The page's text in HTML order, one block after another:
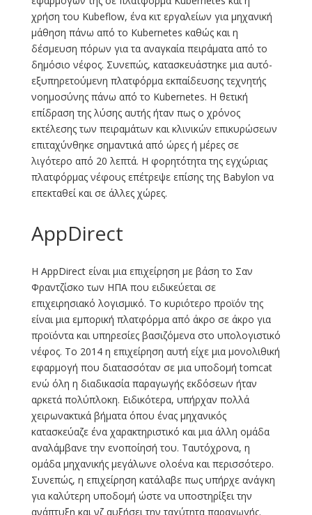
χρήση του Kubeflow, ένα κιτ εργαλείων για μηχανική
μάθηση πάνω από το Kubernetes καθώς και η
δέσμευση πόρων για τα αναγκαία πειράματα από το
δημόσιο νέφος. Συνεπώς, κατασκευάστηκε μια αυτό-
εξυπηρετούμενη πλατφόρμα εκπαίδευσης τεχνητής
νοημοσύνης πάνω από το Kubernetes. Η θετική
επίδραση της λύσης αυτής ήταν πως ο χρόνος
εκτέλεσης των πειραμάτων και κλινικών επικυρώσεων
επιταχύνθηκε σημαντικά από ώρες ή μέρες σε
λιγότερο από 20 λεπτά. Η φορητότητα της εγχώριας
πλατφόρμας νέφους επέτρεψε επίσης της Babylon να
επεκταθεί και σε άλλες χώρες.
AppDirect
Η AppDirect είναι μια επιχείρηση με βάση το Σαν
Φραντζίσκο των ΗΠΑ που ειδικεύεται σε
επιχειρησιακό λογισμικό. Το κυριότερο προϊόν της
είναι μια εμπορική πλατφόρμα από άκρο σε άκρο για
προϊόντα και υπηρεσίες βασιζόμενα στο υπολογιστικό
νέφος. Το 2014 η επιχείρηση αυτή είχε μια μονολιθική
εφαρμογή που διατασσόταν σε μια υποδομή tomcat
ενώ όλη η διαδικασία παραγωγής εκδόσεων ήταν
αρκετά πολύπλοκη. Ειδικότερα, υπήρχαν πολλά
χειρωνακτικά βήματα όπου ένας μηχανικός
κατασκεύαζε ένα χαρακτηριστικό και μια άλλη ομάδα
αναλάμβανε την ενοποίησή του. Ταυτόχρονα, η
ομάδα μηχανικής μεγάλωνε ολοένα και περισσότερο.
Συνεπώς, η επιχείρηση κατάλαβε πως υπήρχε ανάγκη
για καλύτερη υποδομή ώστε να υποστηρίξει την
ανάπτυξη και νζ αυξήσει την ταχύτητα παραγωγής.